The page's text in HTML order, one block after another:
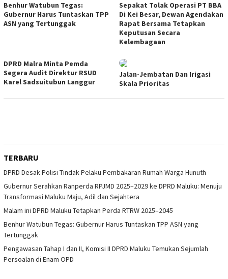
Benhur Watubun Tegas:
Gubernur Harus Tuntaskan TPP
ASN yang Tertunggak
Sepakat Tolak Operasi PT BBA
Di Kei Besar, Dewan Agendakan
Rapat Bersama Tetapkan
Keputusan Secara
Kelembagaan
DPRD Malra Minta Pemda
Segera Audit Direktur RSUD
Karel Sadsuitubun Langgur
Jalan-Jembatan Dan Irigasi
Skala Prioritas
TERBARU
DPRD Desak Polisi Tindak Pelaku Pembakaran Rumah Warga Hunuth
Gubernur Serahkan Ranperda RPJMD 2025–2029 ke DPRD Maluku: Menuju
Transformasi Maluku Maju, Adil dan Sejahtera
Malam ini DPRD Maluku Tetapkan Perda RTRW 2025–2045
Benhur Watubun Tegas: Gubernur Harus Tuntaskan TPP ASN yang
Tertunggak
Pengawasan Tahap I dan II, Komisi II DPRD Maluku Temukan Sejumlah
Persoalan di Enam OPD